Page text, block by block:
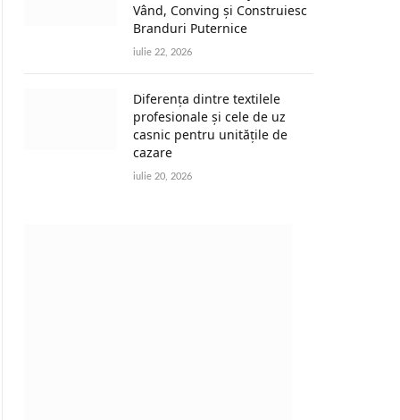
Vând, Conving și Construiesc
Branduri Puternice
iulie 22, 2026
Diferența dintre textilele
profesionale și cele de uz
casnic pentru unitățile de
cazare
iulie 20, 2026